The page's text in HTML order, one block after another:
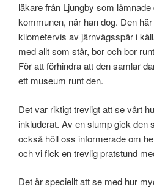
läkare från Ljungby som
kommunen, när han dog. Den
kilometervis av järnvägsspår i
med allt som står, bor och bor
För att förhindra att den samlar
ett museum runt den.
Det var riktigt trevligt att se vårt
inkluderat. Av en slump gick den
också höll oss informerade om
och vi fick en trevlig pratstund
Det är speciellt att se med hur